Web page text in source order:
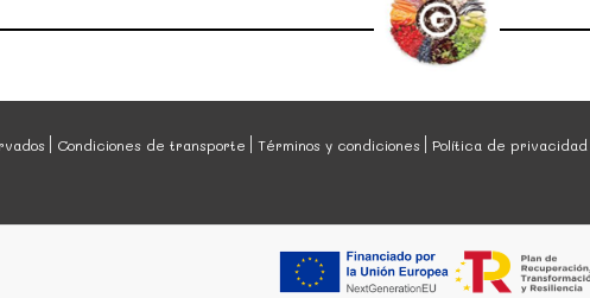
Condiciones de transporte Términos y condiciones Política de privacidad